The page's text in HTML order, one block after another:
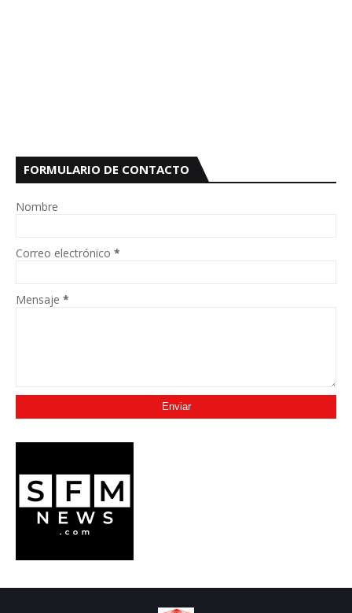
FORMULARIO DE CONTACTO
Nombre
Correo electrónico *
Mensaje *